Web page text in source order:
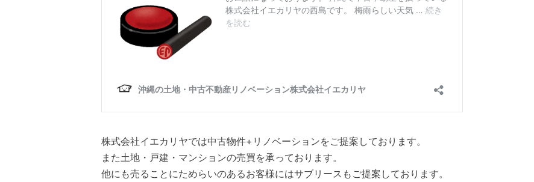
株式会社イエカリヤでは中古物件+リノベーションをご提案しております。
また土地・戸建・マンションの売買を承っております。
他にも売ることにためらいのあるお客様にはサブリースもご提案しております。